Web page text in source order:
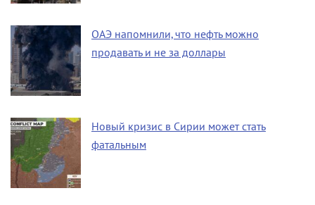
ОАЭ напомнили, что нефть можно
продавать и не за доллары
Новый кризис в Сирии может стать
фатальным